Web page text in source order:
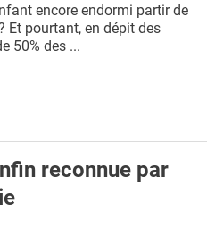
encore endormi partir de
Et pourtant, en dépit des
50% des ...
reconnue par